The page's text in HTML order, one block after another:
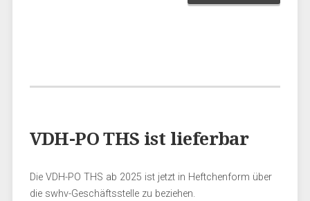
VDH-PO THS ist lieferbar
Die VDH-PO THS ab 2025 ist jetzt in Heftchenform über
die swhv-Geschäftsstelle zu beziehen.